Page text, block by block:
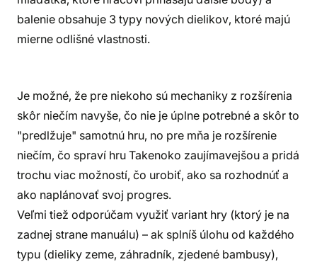
balenie obsahuje 3 typy nových dielikov, ktoré majú
mierne odlišné vlastnosti.
Je možné, že pre niekoho sú mechaniky z rozšírenia
skôr niečím navyše, čo nie je úplne potrebné a skôr to
"predlžuje" samotnú hru, no pre mňa je rozšírenie
niečím, čo spraví hru Takenoko zaujímavejšou a pridá
trochu viac možností, čo urobiť, ako sa rozhodnúť a
ako naplánovať svoj progres.
Veľmi tiež odporúčam využiť variant hry (ktorý je na
zadnej strane manuálu) – ak splníš úlohu od každého
typu (dieliky zeme, záhradník, zjedené bambusy),